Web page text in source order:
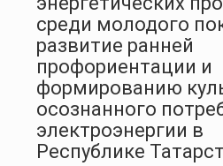
среди молодого
развитие ранней
профориентации и
формированию
осознанного
электроэнергии в
Республике